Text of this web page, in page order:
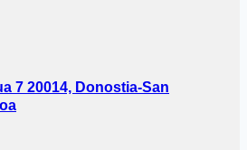
7 20014, Donostia-San